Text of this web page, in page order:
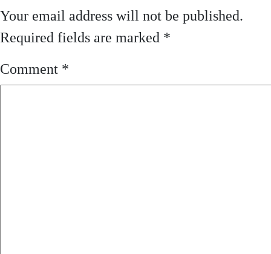
Your email address will not be published.
Required fields are marked *
Comment *